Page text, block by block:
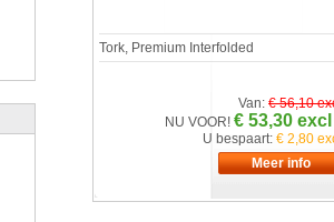
Tork, Premium Interfolded
Van: € 56,10
NU VOOR! € 53,30
U bespaart: € 2,80